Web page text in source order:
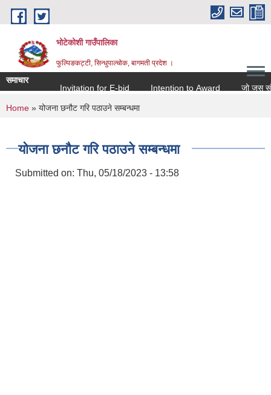
Skip to main content
भोटेकोशी गाउँपालिका
फुल्पिङकट्टी, सिन्धुपाल्चोक, बागमती प्रदेश ।
समाचार
Invitation for E-bid
Intention to Award जो जस संग
You are here
Home » योजना छनौट गरि पठाउने सम्बन्धमा
योजना छनौट गरि पठाउने सम्बन्धमा
Submitted on: Thu, 05/18/2023 - 13:58